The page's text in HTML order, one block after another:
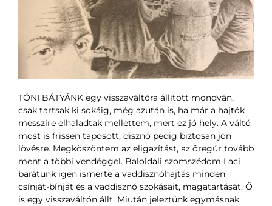
TÓNI BÁTYÁNK egy visszaváltóra állított mondván,
csak tartsak ki sokáig, még azután is, ha már a hajtók
messzire elhaladtak mellettem, mert ez jó hely. A váltó
most is frissen taposott, disznó pedig biztosan jön
lövésre. Megköszöntem az eligazítást, az öregúr tovább
ment a többi vendéggel. Baloldali szomszédom Laci
barátunk igen ismerte a vaddisznóhajtás minden
csínját-bínját és a vaddisznó szokásait, magatartását. Ő
is egy visszaváltón állt. Miután jeleztünk egymásnak,